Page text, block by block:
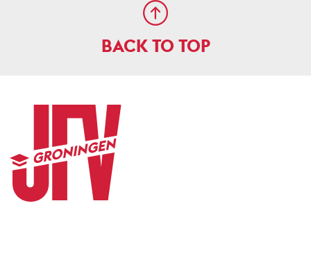
BACK TO TOP